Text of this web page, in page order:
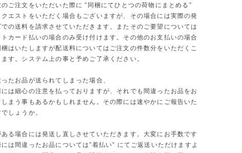
のご注文をいただいた際に ”同梱にてひとつの荷物にまとめる”
クエストをいただく場合もございますが、その場合には実際の発
の送料を請求させていただきます。またそのご要望については
トカード払いの場合のみ受け付けます。その他のお支払いの場合
梱はいたしますが配送料についてはご注文の件数分をいただくこ
ます。システム上の事と予めご了承ください。
たお品が送られてしまった場合、
は細心の注意を払っておりますが、それでも間違ったお品をお
まう事もあるかもしれません。その際には速やかにご報告いた
しょうか。
る場合には発送し直しさせていただきます。大変にお手数です
は間違ったお品については”着払い” にてご返送いただけますよ